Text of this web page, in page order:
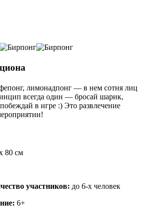
лимонадпонг — в нем сотня лиц
всегда один — бросай шарик,
в игре :) Это развлечение
80 см
участников: до 6-х человек
6+